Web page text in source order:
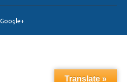
Google+
Translate »